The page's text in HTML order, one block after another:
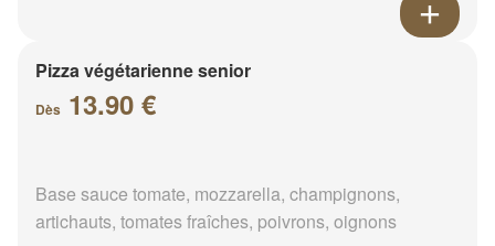
Pizza végétarienne senior
Dès 13.90 €
Base sauce tomate, mozzarella, champignons,
artichauts, tomates fraîches, poivrons, oignons